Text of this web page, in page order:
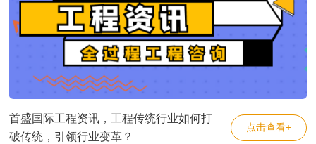
首盛国际工程资讯，工程传统行业如何打
破传统，引领行业变革？
点击查看+